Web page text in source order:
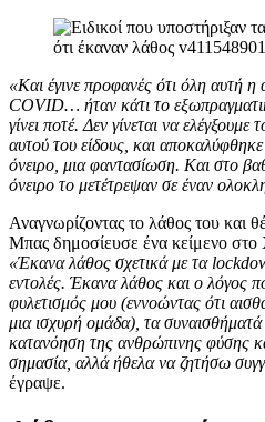
«Και έγινε προφανές ότι όλη αυτή η
COVID… ήταν κάτι το
γίνει ποτέ. Δεν γίνεται να
αυτού του είδους, και
όνειρο, μια φαντασίωση. Και στο
όνειρο το μετέτρεψαν σε έναν
Αναγνωρίζοντας το λάθος του και
Μπας δημοσίευσε ένα κείμενο στο
«Έκανα λάθος σχετικά με τα
εντολές. Έκανα λάθος και ο λόγος
φυλετισμός μου (εννοώντας ότι
μια ισχυρή ομάδα), τα
κατανόηση της ανθρώπινης φύσης
σημασία, αλλά ήθελα να ζητήσω
έγραψε.